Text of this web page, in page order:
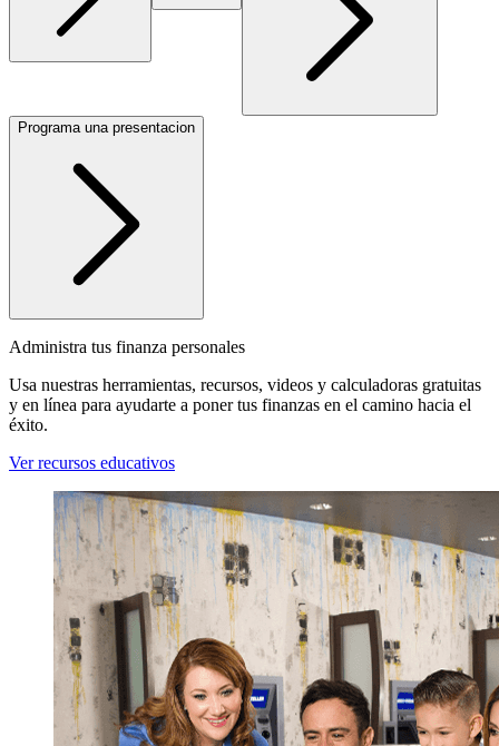
Programa una presentacion
Administra tus finanza personales
Usa nuestras herramientas, recursos, videos y calculadoras gratuitas
y en línea para ayudarte a poner tus finanzas en el camino hacia el
éxito.
Ver recursos educativos